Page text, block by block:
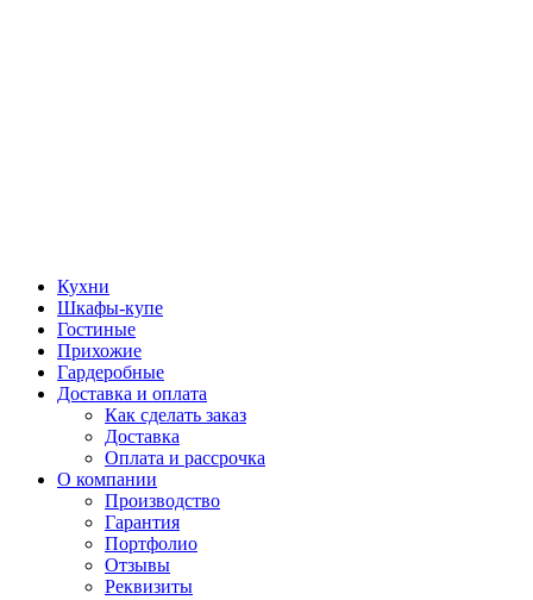
Кухни
Шкафы-купе
Гостиные
Прихожие
Гардеробные
Доставка и оплата
Как сделать заказ
Доставка
Оплата и рассрочка
О компании
Производство
Гарантия
Портфолио
Отзывы
Реквизиты